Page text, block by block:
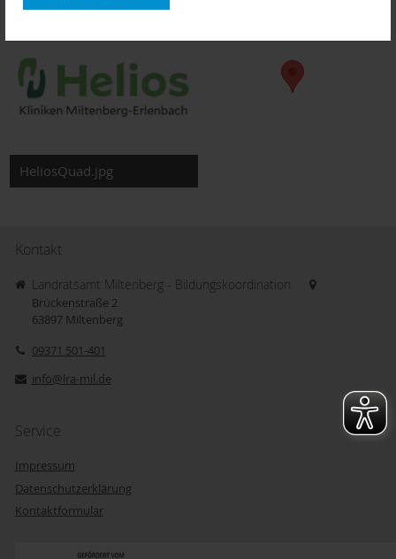
HeliosQuad.jpg
Kontakt
Landratsamt Miltenberg - Bildungskoordination
Brückenstraße 2
63897 Miltenberg
09371 501-401
info@lra-mil.de
Service
Impressum
Datenschutzerklärung
Kontaktformular